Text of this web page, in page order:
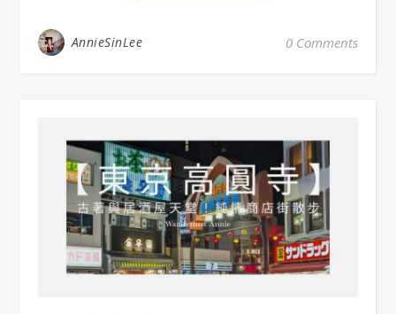
AnnieSinLee 0 Comments